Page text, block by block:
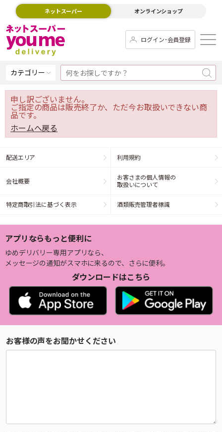
ネットスーパー オンラインショップ
ログイン･会員登録
カテゴリー
申し訳ございません。
ご指定の商品は販売終了か、ただ今お取扱いできない商
品です。
ホームへ戻る
配送エリア 利用規約
会社概要
お客さまの個人情報の
取扱いについて
特定商取引法に基づく表示 酒類販売管理者標識
アプリならもっと便利に
ゆめデリバリー専用アプリなら、
メッセージの通知がスマホに来るので、さらに便利。
ダウンロードはこちら
お客様の声をお聞かせください